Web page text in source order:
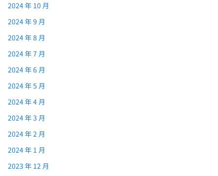
2024 年 10 月
2024 年 9 月
2024 年 8 月
2024 年 7 月
2024 年 6 月
2024 年 5 月
2024 年 4 月
2024 年 3 月
2024 年 2 月
2024 年 1 月
2023 年 12 月